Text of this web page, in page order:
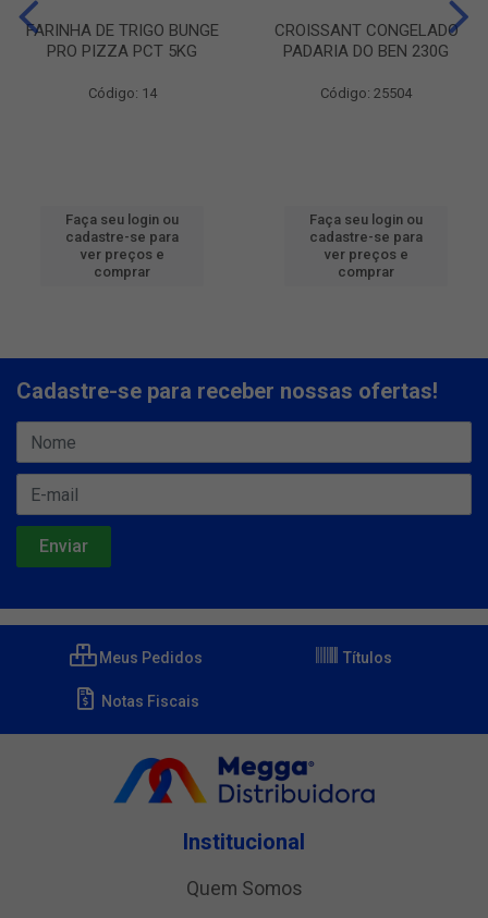
FARINHA DE TRIGO BUNGE
PRO PIZZA PCT 5KG
Código: 14
Faça seu login ou
cadastre-se para
ver preços e
comprar
CROISSANT CONGELADO
PADARIA DO BEN 230G
Código: 25504
Faça seu login ou
cadastre-se para
ver preços e
comprar
Cadastre-se para receber nossas ofertas!
Meus Pedidos Títulos
Notas Fiscais
Institucional
Quem Somos